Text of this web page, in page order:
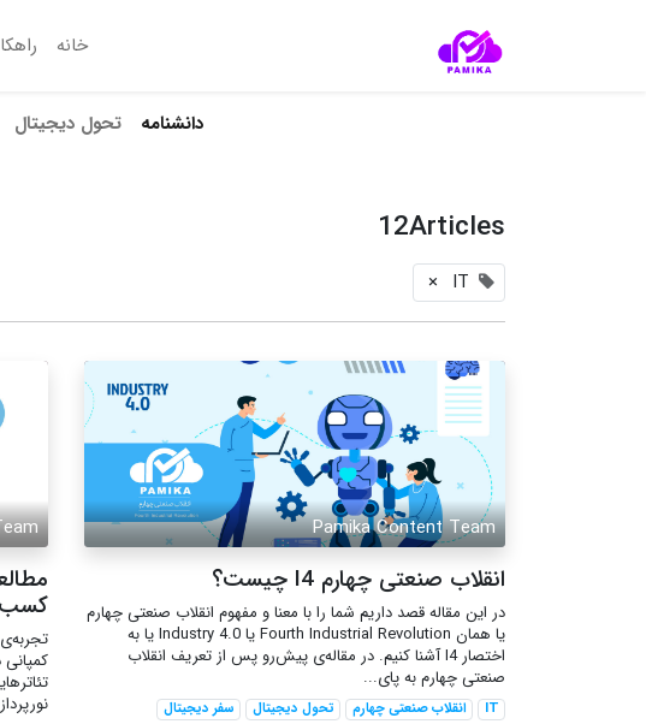
خانه
دانشنامه‌ تحول دیجیتال
12Articles
IT
×
Pamika Content Team
انقلاب صنعتی چهارم I4 چیست؟
در این مقاله قصد داریم شما را با معنا و مفهوم انقلاب صنعتی چهارم
یا همان Fourth Industrial Revolution یا Industry 4.0 یا به
اختصار I4 آشنا کنیم. در مقاله‌ی پیش‌رو پس از تعریف انقلاب
صنعتی چهارم به پای...
IT انقلاب صنعتی چهارم تحول دیجیتال
سفر دیجیتال